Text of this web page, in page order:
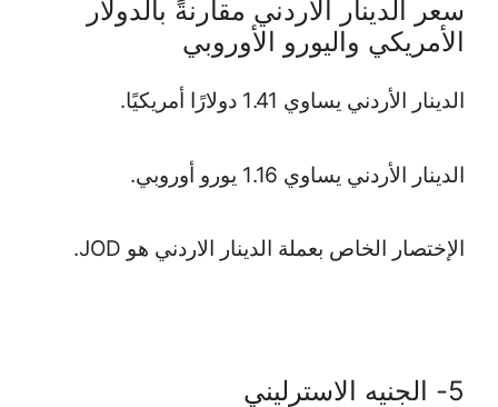
سعر الدينار الأردني مقارنةً بالدولار
الأمريكي واليورو الأوروبي
الدينار الأردني يساوي 1.41 دولارًا أمريكيًا.
الدينار الأردني يساوي 1.16 يورو أوروبي.
الإختصار الخاص بعملة الدينار الاردني هو JOD.
5- الجنيه الاسترليني